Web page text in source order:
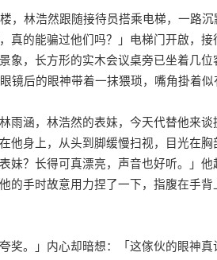
，林浩然跟随接待员搭乘电梯，一路沉
真的能骗过他们吗？」电梯门开啟，接
象，长方形的实木会议桌旁已坐着几
镜后的眼神带着一抹猥琐，嘴角掛着似
雨涵，林浩然的表妹，今天代替他来
他身上，从头到脚缓慢扫视，目光在
妹？长得可真漂亮，声音也好听。」
的手时故意用力捏了一下，指腹在手
奖。」内心却暗想：「这傢伙的眼神真